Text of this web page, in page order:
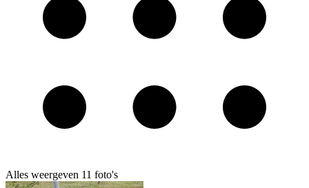
Alles weergeven 11 foto's